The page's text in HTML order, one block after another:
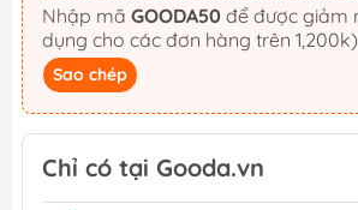
Nhập mã GOODA50
dụng cho các đơn hàng trên 1,200k)
Sao chép
Chỉ có tại Gooda.vn